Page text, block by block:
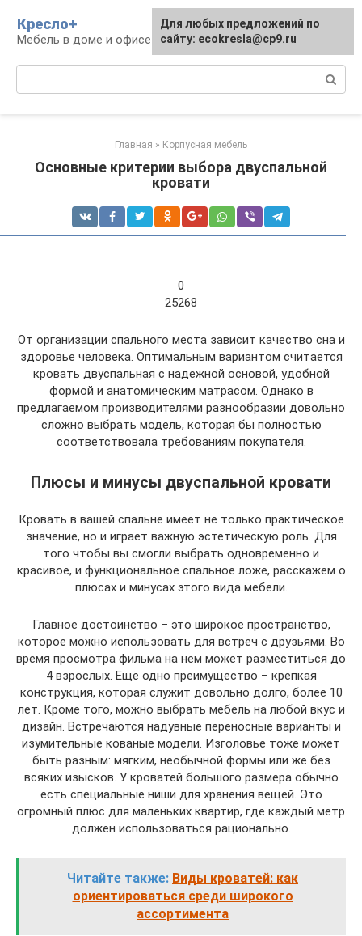
контенту
Кресло+
Мебель в доме и офисе
Главная » Корпусная мебель
Основные критерии выбора двуспальной
кровати
0
25268
От организации спального места зависит качество сна и
здоровье человека. Оптимальным вариантом считается
кровать двуспальная с надежной основой, удобной
формой и анатомическим матрасом. Однако в
предлагаемом производителями разнообразии довольно
сложно выбрать модель, которая бы полностью
соответствовала требованиям покупателя.
Плюсы и минусы двуспальной кровати
Кровать в вашей спальне имеет не только практическое
значение, но и играет важную эстетическую роль. Для
того чтобы вы смогли выбрать одновременно и
красивое, и функциональное спальное ложе, расскажем о
плюсах и минусах этого вида мебели.
Главное достоинство – это широкое пространство,
которое можно использовать для встреч с друзьями. Во
время просмотра фильма на нем может разместиться до
4 взрослых. Ещё одно преимущество – крепкая
конструкция, которая служит довольно долго, более 10
лет. Кроме того, можно выбрать мебель на любой вкус и
дизайн. Встречаются надувные переносные варианты и
изумительные кованые модели. Изголовье тоже может
быть разным: мягким, необычной формы или же без
всяких изысков. У кроватей большого размера обычно
есть специальные ниши для хранения вещей. Это
огромный плюс для маленьких квартир, где каждый метр
должен использоваться рационально.
Читайте также: Виды кроватей: как
ориентироваться среди широкого
ассортимента
Для любых предложений по
сайту: ecokresla@cp9.ru